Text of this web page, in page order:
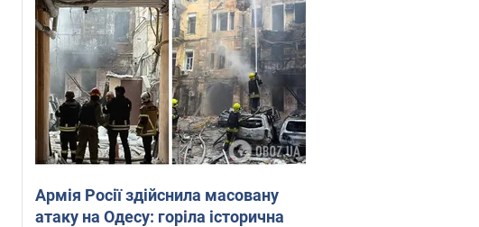
Армія Росії здійснила масовану
атаку на Одесу: горіла історична